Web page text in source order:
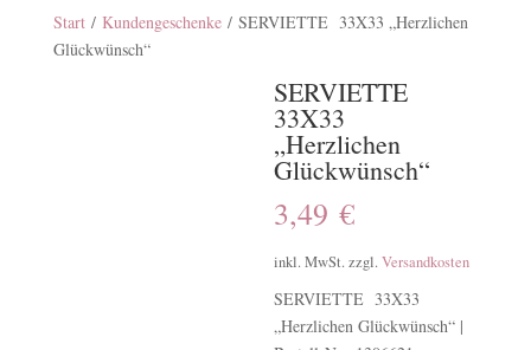
Start/ Kundengeschenke/ SERVIETTE 33X33 „Herzlichen
Glückwünsch“
SERVIETTE
33X33
„Herzlichen
Glückwünsch“
3,49€
inkl. MwSt. zzgl.Versandkosten
SERVIETTE 33X33
„Herzlichen Glückwünsch“ |